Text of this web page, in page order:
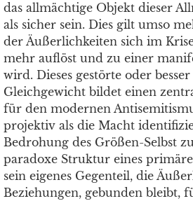
das allmächtige Objekt dieser
als sicher sein. Dies gilt umso
der Äußerlichkeiten sich im
mehr auflöst und zu einer
wird. Dieses gestörte oder
Gleichgewicht bildet einen
für den modernen
projektiv als die Macht
Bedrohung des Größen-Selbst
paradoxe Struktur eines
sein eigenes Gegenteil, die
Beziehungen, gebunden bleibt,